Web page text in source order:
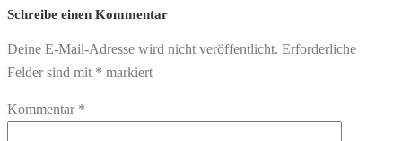
Schreibe einen Kommentar
Deine E-Mail-Adresse wird nicht veröffentlicht. Erforderliche
Felder sind mit * markiert
Kommentar *